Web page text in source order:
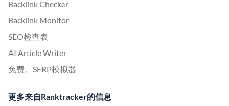
Backlink Checker
Backlink Monitor
SEO检查表
AI Article Writer
免费。SERP模拟器
更多来自Ranktracker的信息